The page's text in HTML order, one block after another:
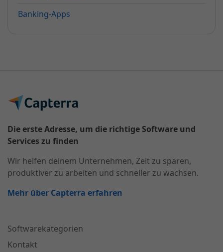
Banking-Apps
Die erste Adresse, um die richtige Software und
Services zu finden
Wir helfen deinem Unternehmen, Zeit zu sparen,
produktiver zu arbeiten und schneller zu wachsen.
Mehr über Capterra erfahren
Softwarekategorien
Kontakt